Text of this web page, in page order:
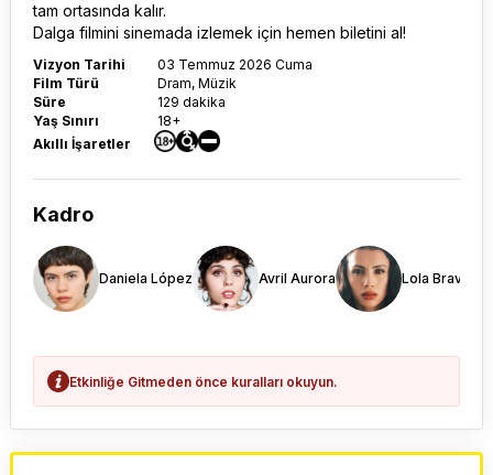
tam ortasında kalır.
Dalga filmini sinemada izlemek için hemen biletini al!
Vizyon Tarihi
03 Temmuz 2026 Cuma
Film Türü
Dram, Müzik
Süre
129 dakika
Yaş Sınırı
18+
Akıllı İşaretler
Kadro
Daniela López Avril Aurora Lola Bravo
Etkinliğe Gitmeden önce kuralları okuyun.